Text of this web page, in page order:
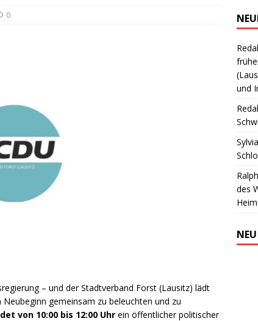
0
– und der Stadtverband Forst (Lausitz) lädt
gemeinsam zu beleuchten und zu
von 10:00 bis 12:00 Uhr ein öffentlicher politischer
und
Sylvia
des